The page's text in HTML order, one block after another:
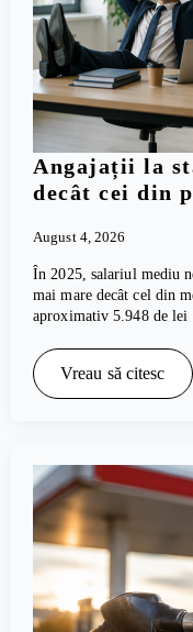
Angajații la
decât cei din
August 4, 2026
În 2025, salariul mediu
mai mare decât cel din
aproximativ 5.948 de lei
Vreau să citesc